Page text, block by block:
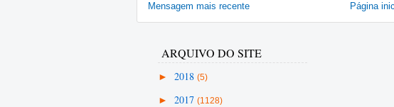
Mensagem mais recente Página
ARQUIVO DO SITE
► 2018 (5)
► 2017 (1128)